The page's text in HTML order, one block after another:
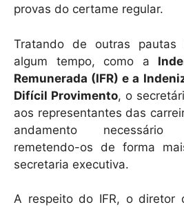
provas do certame regular.
Tratando de outras pautas
algum tempo, como a
Remunerada (IFR) e a
Difícil Provimento, o
aos representantes das
andamento
remetendo-os de forma
secretaria executiva.
A respeito do IFR, o diretor